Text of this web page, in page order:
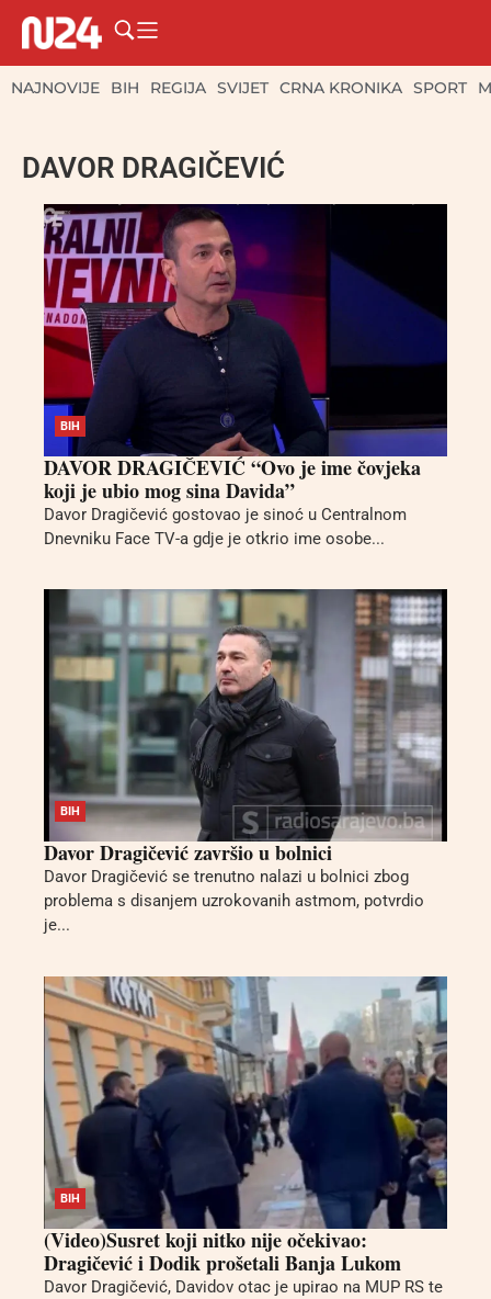
NAJNOVIJE BIH REGIJA SVIJET CRNA KRONIKA SPORT
DAVOR DRAGIČEVIĆ
BIH
DAVOR DRAGIČEVIĆ “Ovo je ime čovjeka
koji je ubio mog sina Davida”
Davor Dragičević gostovao je sinoć u Centralnom
Dnevniku Face TV-a gdje je otkrio ime osobe...
BIH
Davor Dragičević završio u bolnici
Davor Dragičević se trenutno nalazi u bolnici zbog
problema s disanjem uzrokovanih astmom, potvrdio
je...
BIH
(Video)Susret koji nitko nije očekivao:
Dragičević i Dodik prošetali Banja Lukom
Davor Dragičević, Davidov otac je upirao na MUP RS te